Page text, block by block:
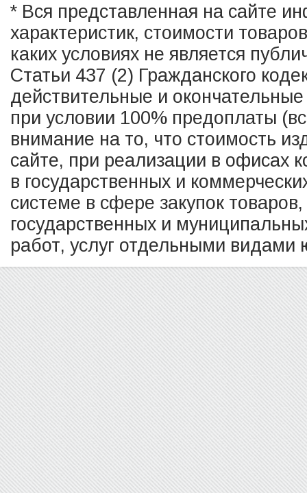
* Вся представленная на сайте
характеристик, стоимости
каких условиях не является
Статьи 437 (2) Гражданского
действительные и
при условии 100% предоплаты
внимание на то, что стоимость
сайте, при реализации в офисах
в государственных и
системе в сфере закупок
государственных и
работ, услуг отдельными видами